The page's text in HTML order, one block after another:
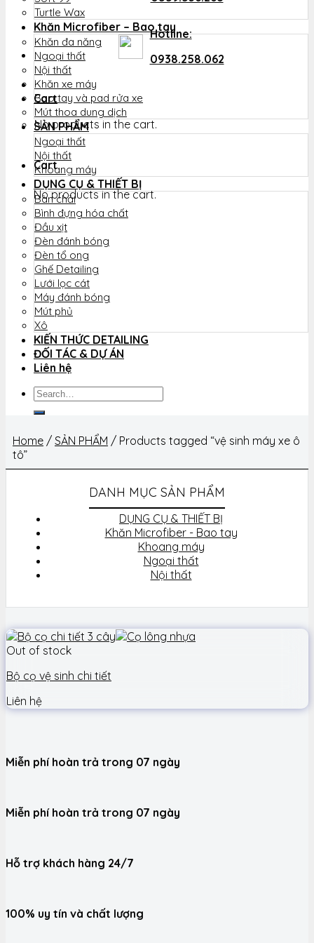
Hotline:
0938.258.062
Cart
No products in the cart.
Cart
No products in the cart.
Turtle Wax
Khăn Microfiber – Bao tay
Khăn đa năng
Ngoại thất
Nội thất
Khăn xe máy
Bao tay và pad rửa xe
Mút thoa dung dịch
SẢN PHẨM
Ngoại thất
Nội thất
Khoang máy
DỤNG CỤ & THIẾT BỊ
Bàn chải
Bình đựng hóa chất
Đầu xịt
Đèn đánh bóng
Đèn tổ ong
Ghế Detailing
Lưới lọc cát
Máy đánh bóng
Mút phủ
Xô
KIẾN THỨC DETAILING
ĐỐI TÁC & DỰ ÁN
Liên hệ
Search
Home / SẢN PHẨM / Products tagged “vệ sinh máy xe ô
tô”
DANH MỤC SẢN PHẨM
DỤNG CỤ & THIẾT BỊ
Khăn Microfiber - Bao tay
Khoang máy
Ngoại thất
Nội thất
Out of stock
Bộ cọ vệ sinh chi tiết
Liên hệ
Miễn phí hoàn trả trong 07 ngày
Miễn phí hoàn trả trong 07 ngày
Hỗ trợ khách hàng 24/7
100% uy tín và chất lượng